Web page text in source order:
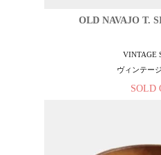
OLD NAVAJO T.
VINTAGE
ヴィンテー
SOLD